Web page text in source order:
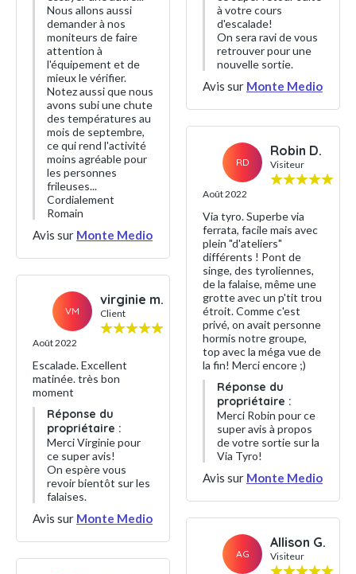
Nous allons aussi
demander à nos
moniteurs de faire
attention à
l'équipement et de
mieux le vérifier.
Notez aussi que nous
avons subi une chute
des températures au
mois de septembre,
ce qui rend l'activité
moins agréable pour
les personnes
frileuses...
Cordialement
Romain
Avis sur Monte Medio
VM
virginie m.
Client
Août 2022
Escalade. Excellent
matinée. très bon
moment
Réponse du
propriétaire :
Merci Virginie pour
ce super avis!
On espère vous
revoir bientôt sur les
falaises.
Avis sur Monte Medio
à votre cours
d'escalade!
On sera ravi de vous
retrouver pour une
nouvelle sortie.
Avis sur Monte Medio
RD
Robin D.
Visiteur
Août 2022
Via tyro. Superbe via
ferrata, facile mais avec
plein "d'ateliers"
différents ! Pont de
singe, des tyroliennes,
de la falaise, même une
grotte avec un p'tit trou
étroit. Comme c'est
privé, on avait personne
hormis notre groupe,
top avec la méga vue de
la fin! Merci encore ;)
Réponse du
propriétaire :
Merci Robin pour ce
super avis à propos
de votre sortie sur la
Via Tyro!
Avis sur Monte Medio
AG
Allison G.
Visiteur